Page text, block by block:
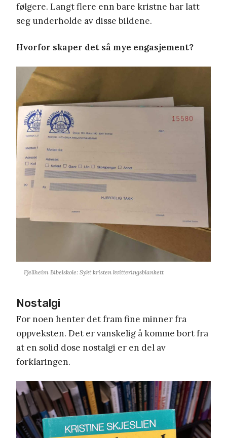
følgere. Langt flere enn bare kristne har latt
seg underholde av disse bildene.
Hvorfor skaper det så mye engasjement?
Fjellheim Bibelskole: Sykt kristen kvitteringsblankett
Nostalgi
For noen henter det fram fine minner fra
oppveksten. Det er vanskelig å komme bort fra
at en solid dose nostalgi er en del av
forklaringen.